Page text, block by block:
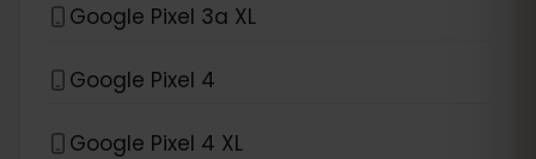
Google Pixel 3a XL
Google Pixel 4
Google Pixel 4 XL